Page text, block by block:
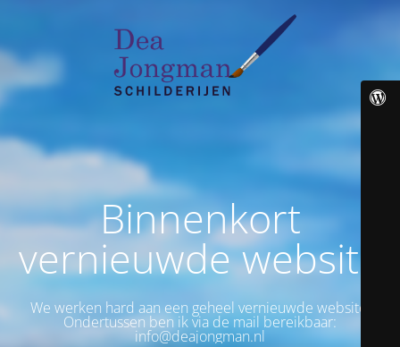
Binnenkort
vernieuwde website
We werken hard aan een geheel vernieuwde website.
Ondertussen ben ik via de mail bereikbaar:
info@deajongman.nl